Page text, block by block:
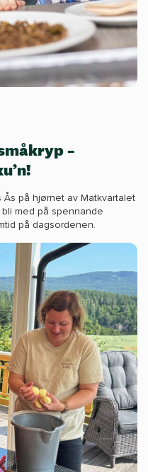
–
på hjørnet av Matkvartalet
med på spennande
på dagsordenen.